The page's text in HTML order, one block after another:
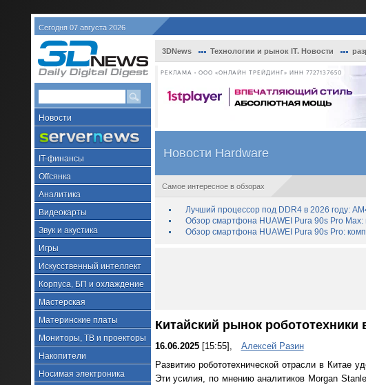
Сегодня 07 августа 2026
Новости
IT-финансы
Offсянка
Аналитика
Видеокарты
Звук и акустика
Игры
Искусственный интеллект
Корпуса, БП и охлаждение
Мастерская
Материнские платы
Мониторы, ТВ и проекторы
Накопители
Носимая электроника
3DNews Технологии и рынок IT. Новости
РЕКЛАМА • ООО «ОНЛАЙН ТРЕЙДИНГ» ИНН 7727137650
Новости Hardware
Самое интересное в обзорах
Лучший процессор под DDR4 в 2026 году:
Обзор смартфона HUAWEI Pura 90s Pro Max:
Обзор смартфона HUAWEI Pura 90s Pro:
Китайский рынок робототехники
16.06.2025[15:55],
Алексей Разин
Развитию робототехнической отрасли в Китае
Эти усилия, по мнению аналитиков Morgan